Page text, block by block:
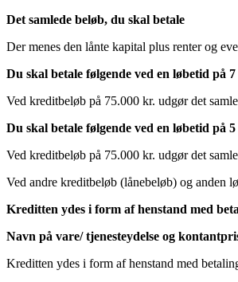
Det samlede beløb, du skal betale
Der menes den lånte kapital plus renter og
Du skal betale følgende ved en løbetid på
Ved kreditbeløb på 75.000 kr. udgør det
Du skal betale følgende ved en løbetid på
Ved kreditbeløb på 75.000 kr. udgør det
Ved andre kreditbeløb (lånebeløb) og anden
Kreditten ydes i form af henstand med
Navn på vare/ tjenesteydelse og
Kreditten ydes i form af henstand med